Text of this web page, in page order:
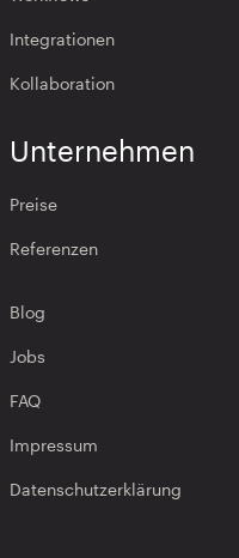
Integrationen
Kollaboration
Unternehmen
Preise
Referenzen
Blog
Jobs
FAQ
Impressum
Datenschutzerklärung